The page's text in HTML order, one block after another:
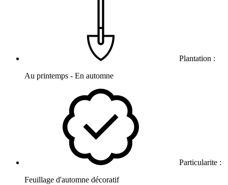
Plantation :
Au printemps - En automne
Particularite :
Feuillage d'automne décoratif